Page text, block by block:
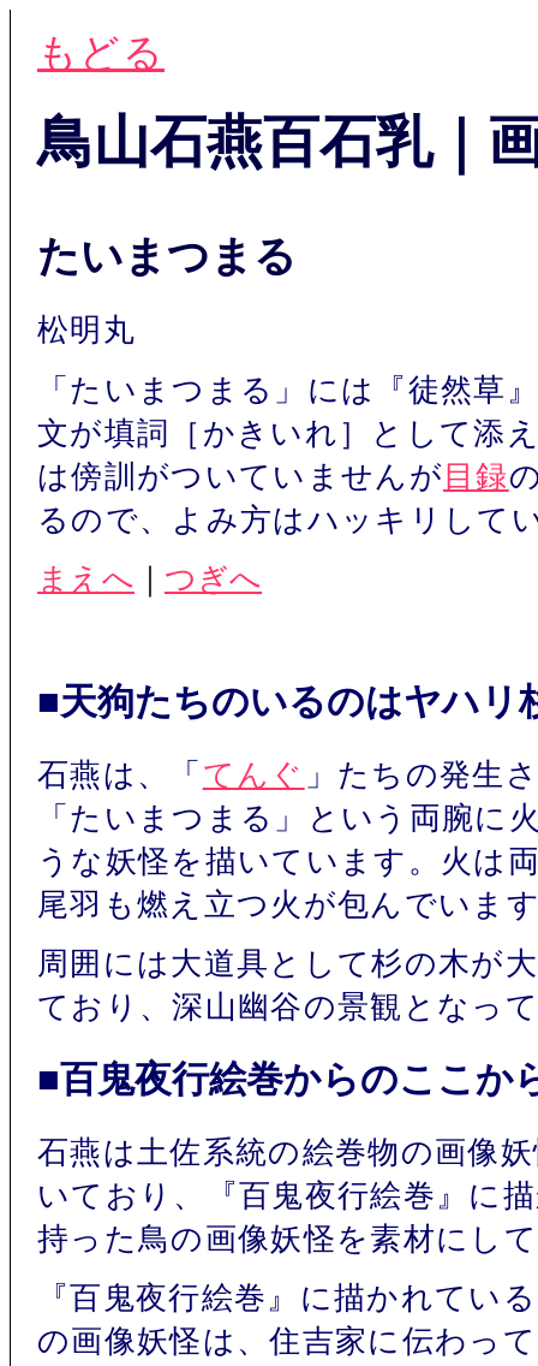
もどる
鳥山石燕百石乳｜
たいまつまる
松明丸
「たいまつまる」には『徒然草
文が填詞［かきいれ］として添
は傍訓がついていませんが 目録
るので、よみ方はハッキリして
まえへ
つぎへ
■天狗たちのいるのはヤハリ
石燕は、「 てんぐ 」たちの発生
「たいまつまる」という両腕に
うな妖怪を描いています。火は
尾羽も燃え立つ火が包んでいま
周囲には大道具として杉の木が
ており、深山幽谷の景観となっ
■百鬼夜行絵巻からのここか
石燕は土佐系統の絵巻物の画像
いており、『百鬼夜行絵巻』に
持った鳥の画像妖怪を素材にし
『百鬼夜行絵巻』に描かれてい
の画像妖怪は、住吉家に伝わっ